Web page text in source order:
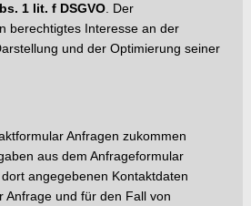
1 lit. f DSGVO. Der
berechtigtes Interesse an der
und der Optimierung seiner
Anfragen zukommen
aus dem Anfrageformular
angegebenen Kontaktdaten
Anfrage und für den Fall von